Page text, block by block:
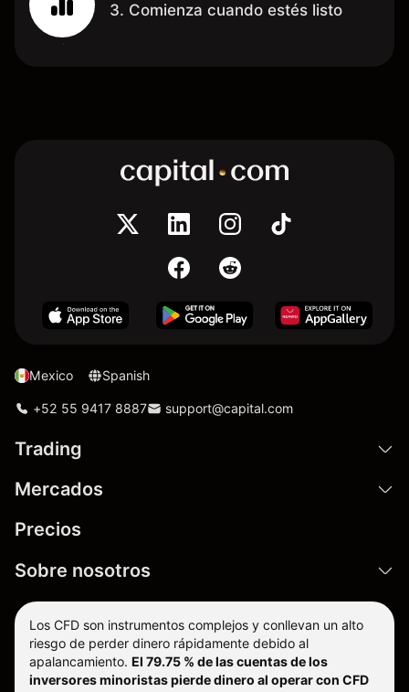
3. Comienza cuando estés listo
Mexico Spanish
+52 55 9417 8887 support@capital.com
Trading
Mercados
Precios
Sobre nosotros
Los CFD son instrumentos complejos y conllevan un alto
riesgo de perder dinero rápidamente debido al
apalancamiento. El 79.75 % de las cuentas de los
inversores minoristas pierde dinero al operar con CFD